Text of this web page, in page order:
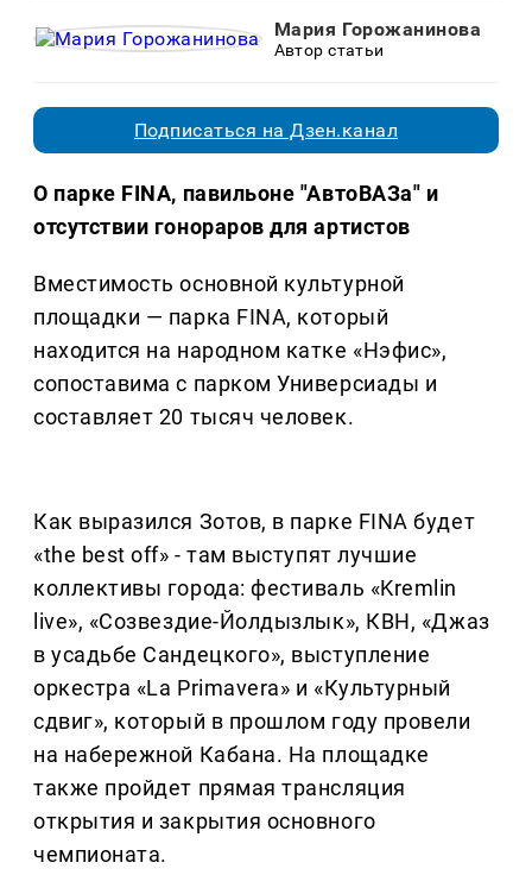
Мария Горожанинова
Автор статьи
Подписаться на Дзен.канал
О парке FINA, павильоне "АвтоВАЗа" и
отсутствии гонораров для артистов
Вместимость основной культурной
площадки — парка FINA, который
находится на народном катке «Нэфис»,
сопоставима с парком Универсиады и
составляет 20 тысяч человек.
Как выразился Зотов, в парке FINA будет
«the best off» - там выступят лучшие
коллективы города: фестиваль «Kremlin
live», «Созвездие-Йолдызлык», КВН, «Джаз
в усадьбе Сандецкого», выступление
оркестра «La Primavera» и «Культурный
сдвиг», который в прошлом году провели
на набережной Кабана. На площадке
также пройдет прямая трансляция
открытия и закрытия основного
чемпионата.